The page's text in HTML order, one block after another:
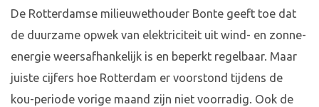
De Rotterdamse milieuwethouder Bonte geeft toe dat
de duurzame opwek van elektriciteit uit wind- en zonne-
energie weersafhankelijk is en beperkt regelbaar. Maar
juiste cijfers hoe Rotterdam er voorstond tijdens de
kou-periode vorige maand zijn niet voorradig. Ook de